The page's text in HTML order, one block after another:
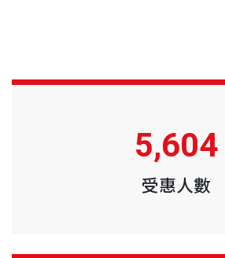
5,604
受惠人數